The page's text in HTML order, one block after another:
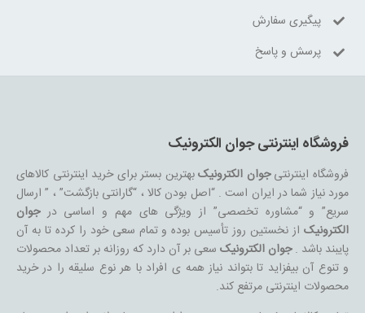
پیگیری سفارش
پرسش و پاسخ
فروشگاه اینترنتی جوان الکترونیک
فروشگاه اینترنتیجوان الکترونیکبهترین بستر برای خرید اینترنتی کالاهای
مورد نیاز شما در ایران است . “اصل بودن کالا ، “گارانتی بازگشت” ، ” ارسال
سریع” و “مشاوره تخصصی” از ویژگی های مهم و اساسی درجوان
الکترونیکاز نخستین روز تأسیس بوده و تمام سعی خود را کرده تا به آن
پایبند باشد .جوان الکترونیکسعی بر آن دارد که روزانه بر تعداد محصولات
و تنوع آن بیفزاید تا بتواند نیاز همه ی افراد با هر نوع سلیقه را در خرید
محصولات اینترنتی مرتفع کند.